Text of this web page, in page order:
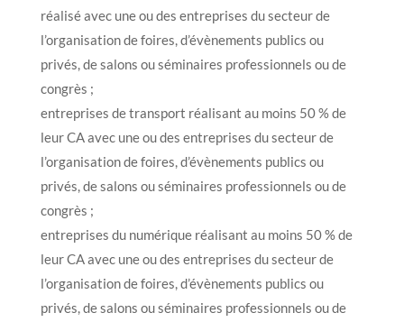
réalisé avec une ou des entreprises du secteur de
l’organisation de foires, d’évènements publics ou
privés, de salons ou séminaires professionnels ou de
congrès ;
entreprises de transport réalisant au moins 50 % de
leur CA avec une ou des entreprises du secteur de
l’organisation de foires, d’évènements publics ou
privés, de salons ou séminaires professionnels ou de
congrès ;
entreprises du numérique réalisant au moins 50 % de
leur CA avec une ou des entreprises du secteur de
l’organisation de foires, d’évènements publics ou
privés, de salons ou séminaires professionnels ou de